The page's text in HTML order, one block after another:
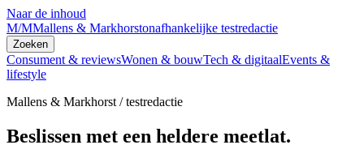
Naar de inhoud
M/MMallens & Markhorstonafhankelijke testredactie
Zoeken
Consument & reviewsWonen & bouwTech & digitaalEvents &
lifestyle
Mallens & Markhorst / testredactie
Beslissen met een heldere meetlat.